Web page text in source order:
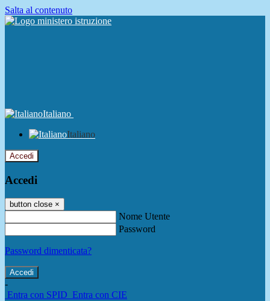
Salta al contenuto
Italiano
Italiano
Accedi
Accedi
button close ×
Nome Utente
Password
Password dimenticata?
-
Entra con SPID Entra con CIE